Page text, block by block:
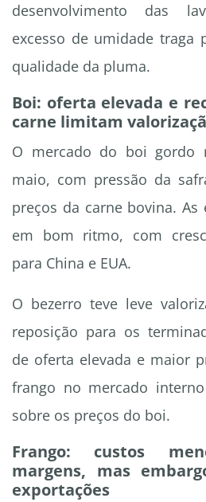
desenvolvimento das
excesso de umidade traga
qualidade da pluma.
Boi: oferta elevada e
carne limitam
O mercado do boi gordo
maio, com pressão da
preços da carne bovina. As
em bom ritmo, com
para China e EUA.
O bezerro teve leve
reposição para os
de oferta elevada e maior
frango no mercado
sobre os preços do boi.
Frango: custos
margens, mas
exportações